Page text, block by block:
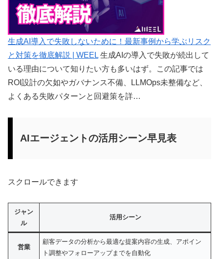
生成AI導入で失敗しないために！最新事例から学ぶリスク
と対策を徹底解説 | WEEL 生成AIの導入で失敗が続出して
いる理由について知りたい方も多いはず。この記事では
ROI設計の欠如やガバナンス不備、LLMOps未整備など、
よくある失敗パターンと回避策を詳…
AIエージェントの活用シーン早見表
スクロールできます
ジャン
ル
活用シーン
営業
顧客データの分析から最適な提案内容の生成、アポイン
ト調整やフォローアップまでを自動化